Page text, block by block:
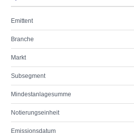
Emittent
Branche
Markt
Subsegment
Mindestanlagesumme
Notierungseinheit
Emissionsdatum